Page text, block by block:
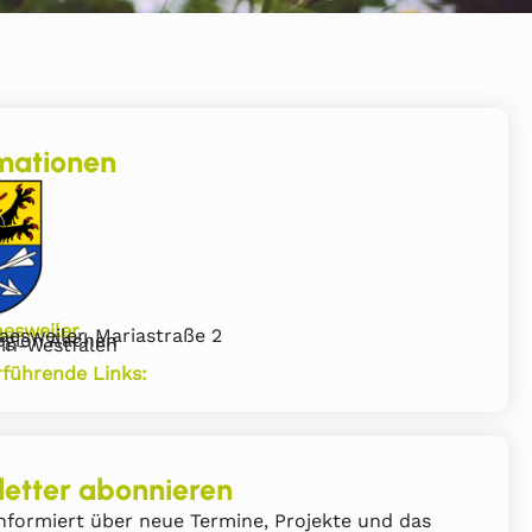
Mariastraße 2
Aachen
Westfalen
Links:
abonnieren
über neue Termine, Projekte und das